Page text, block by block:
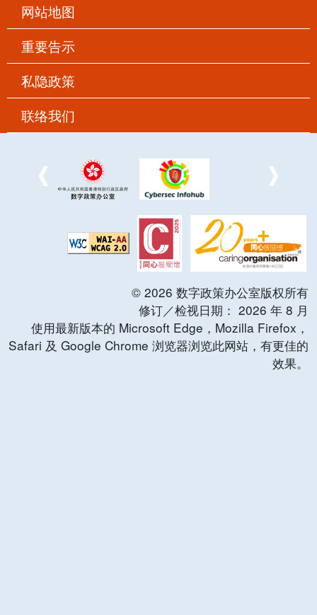
网站地图
重要告示
私隐政策
联络我们
© 2026 数字政策办公室版权所有
修订／检视日期： 2026 年 8 月
使用最新版本的 Microsoft Edge，Mozilla Firefox，
Safari 及 Google Chrome 浏览器浏览此网站，有更佳的
效果。